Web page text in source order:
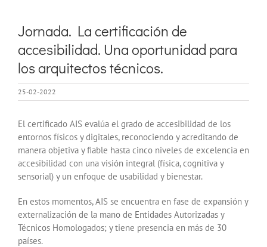
Jornada. La certificación de
accesibilidad. Una oportunidad para
los arquitectos técnicos.
25-02-2022
El certificado AIS evalúa el grado de accesibilidad de los
entornos físicos y digitales, reconociendo y acreditando de
manera objetiva y fiable hasta cinco niveles de excelencia en
accesibilidad con una visión integral (física, cognitiva y
sensorial) y un enfoque de usabilidad y bienestar.
En estos momentos, AIS se encuentra en fase de expansión y
externalización de la mano de Entidades Autorizadas y
Técnicos Homologados; y tiene presencia en más de 30
países.